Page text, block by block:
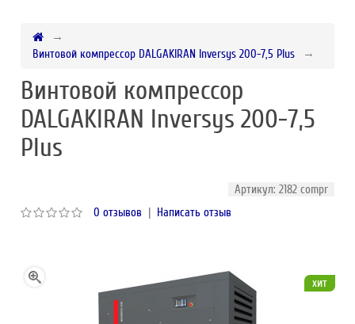
Винтовой компрессор DALGAKIRAN Inversys 200-7,5 Plus
Винтовой компрессор
DALGAKIRAN Inversys 200-7,5
Plus
Артикул: 2182 compr
0 отзывов | Написать отзыв
хит